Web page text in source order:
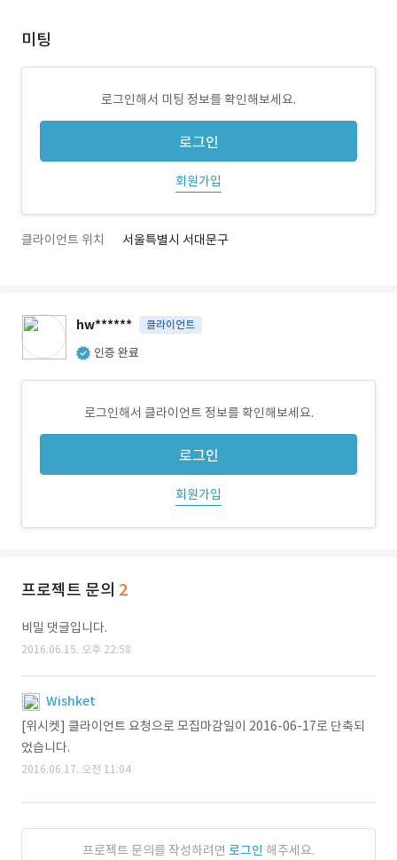
미팅
로그인해서 미팅 정보를 확인해보세요.
로그인
회원가입
클라이언트 위치 서울특별시 서대문구
hw****** 클라이언트
인증 완료
로그인해서 클라이언트 정보를 확인해보세요.
로그인
회원가입
프로젝트 문의 2
비밀 댓글입니다.
2016.06.15. 오후 22:58
Wishket
[위시켓] 클라이언트 요청으로 모집마감일이 2016-06-17로 단축되
었습니다.
2016.06.17. 오전 11:04
프로젝트 문의를 작성하려면 로그인 해주세요.